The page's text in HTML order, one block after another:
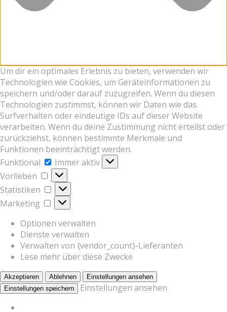
Um dir ein optimales Erlebnis zu bieten, verwenden wir
Technologien wie Cookies, um Geräteinformationen zu
speichern und/oder darauf zuzugreifen. Wenn du diesen
Technologien zustimmst, können wir Daten wie das
Surfverhalten oder eindeutige IDs auf dieser Website
verarbeiten. Wenn du deine Zustimmung nicht erteilst oder
zurückziehst, können bestimmte Merkmale und
Funktionen beeinträchtigt werden.
Funktional
Funktional
Immer aktiv
Vorlieben
Vorlieben
Statistiken
Statistiken
Marketing
Marketing
Optionen verwalten
Dienste verwalten
Verwalten von {vendor_count}-Lieferanten
Lese mehr über diese Zwecke
Akzeptieren Ablehnen
Einstellungen ansehen
Einstellungen speichern
Einstellungen ansehen